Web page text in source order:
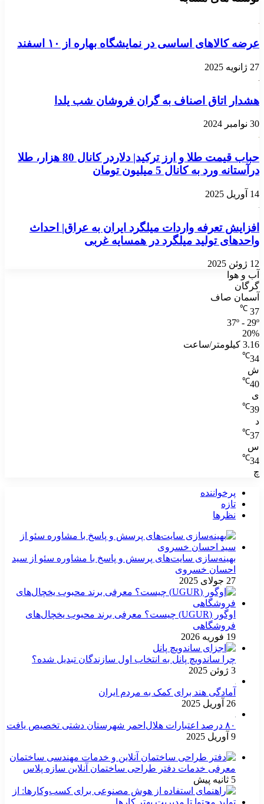
عرضه کالاهای اساسی در نمایشگاه بهاره از ۱۰ اسفند
27 ژانویه 2025
هشدار اتاق اصناف به گران فروشان شب یلدا
30 نوامبر 2024
حباب قیمت طلا و ارز ترکید| دلاردر کانال 80 هزار، طلا
درآستانه ورد به کانال 5 میلیون تومان
14 آوریل 2025
افزایش تعرفه واردات میلگرد ایران به عراق| احداث
واحدهای تولید میلگرد در همسایه غربی
12 ژوئن 2025
آب و هوا
گرگان
آسمان صاف
37
℃
37º - 29º
20%
3.16 کیلومتر/ساعت
34
℃
ش
40
℃
ی
39
℃
د
37
℃
س
34
℃
چ
پرخواننده
تازه
نظرها
بهینه‌سازی سایت‌های پرسش و پاسخ با مشاوره سئو از سید
احسان خسروی
27 جولای 2025
اوگور (UGUR) چیست؟ معرفی برند محبوب یخچال‌های
فروشگاهی
19 فوریه 2026
چرا ساندویچ پانل به انتخاب اول سازندگان تبدیل شده؟
3 ژوئن 2025
آمادگی هند برای کمک به مردم ایران
26 آوریل 2025
۸۰ درصد اعتبارات هلال‌احمر شهرستان دشتی تخصیص یافت
9 آوریل 2025
معرفی خدمات دفتر طراحی ساختمان آنلاین سازه پلاس
5 ثانیه پیش